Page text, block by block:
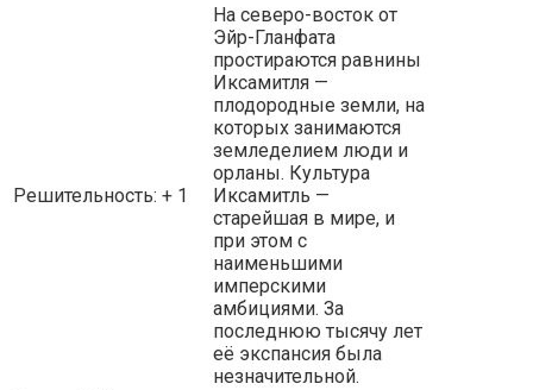
Решительность: + 1
На северо-восток от
Эйр-Гланфата
простираются равнины
Иксамитля —
плодородные земли, на
которых занимаются
земледелием люди и
орланы. Культура
Иксамитль —
старейшая в мире, и
при этом с
наименьшими
имперскими
амбициями. За
последнюю тысячу лет
её экспансия была
незначительной.